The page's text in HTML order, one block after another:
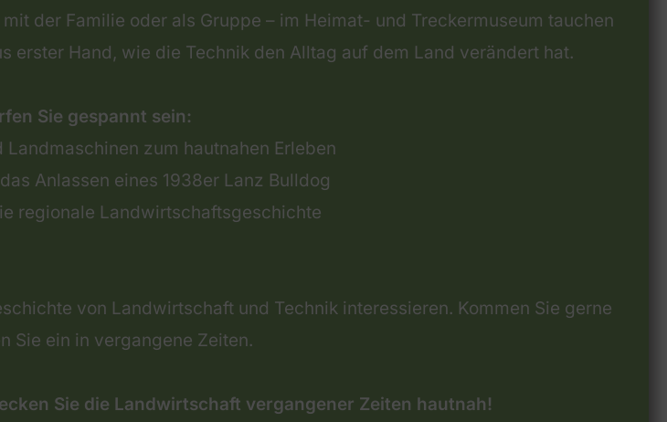
der Familie oder als Gruppe – im Heimat- und Treckermuseum tauchen
erster Hand, wie die Technik den Alltag auf dem Land verändert hat.
Sie gespannt sein:
zum hautnahen Erleben
Anlassen eines 1938er Lanz Bulldog
regionale Landwirtschaftsgeschichte
von Landwirtschaft und Technik interessieren. Kommen Sie gerne
Sie ein in vergangene Zeiten.
Sie die Landwirtschaft vergangener Zeiten hautnah!